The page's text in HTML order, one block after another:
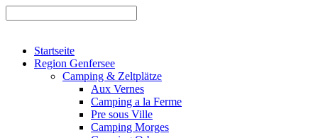
Startseite
Region Genfersee
Camping & Zeltplätze
Aux Vernes
Camping a la Ferme
Pre sous Ville
Camping Morges